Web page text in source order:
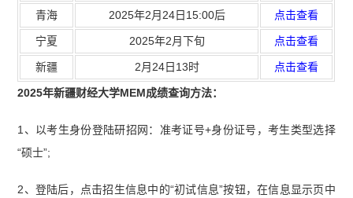
青海 2025年2月24日15:00后 点击查看
宁夏 2025年2月下旬 点击查看
新疆 2月24日13时 点击查看
2025年新疆财经大学MEM成绩查询方法：
1、以考生身份登陆研招网：准考证号+身份证号，考生类型选择
“硕士”;
2、登陆后，点击招生信息中的“初试信息”按钮，在信息显示页中